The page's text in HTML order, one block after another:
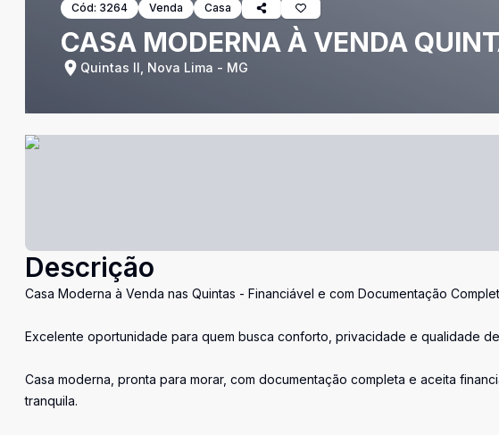
Cód: 3264 Venda Casa
CASA MODERNA À VENDA
Quintas II, Nova Lima - MG
Descrição
Casa Moderna à Venda nas Quintas - Financiável e com Documentação
Excelente oportunidade para quem busca conforto, privacidade e qualidade
Casa moderna, pronta para morar, com documentação completa e aceita
tranquila.